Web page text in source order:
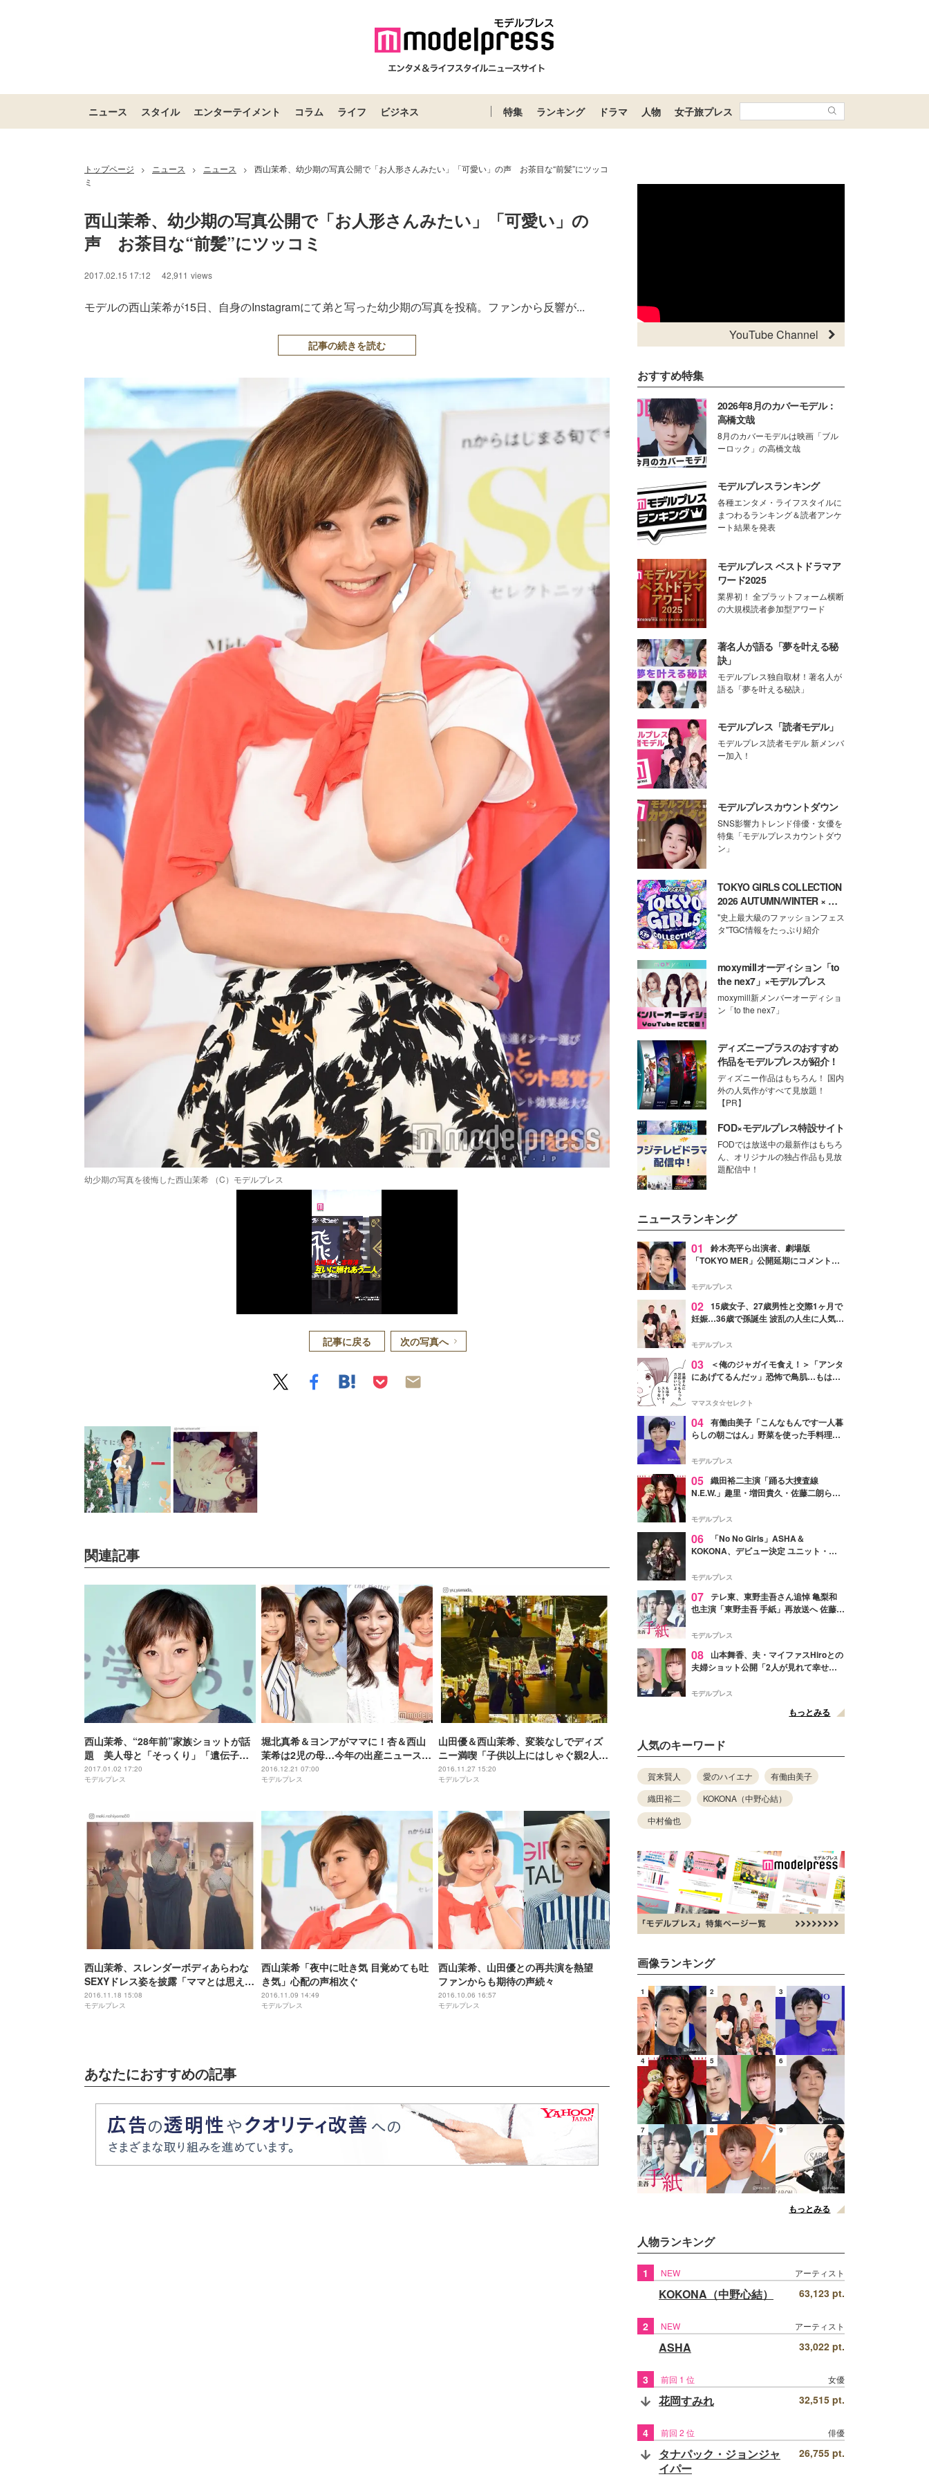
ニュース スタイル エンターテイメント コラム ライフ ビジネス 特集 ランキング ドラマ 人物 女子旅プレス
トップページ > ニュース > ニュース >
西山茉希、幼少期の写真公開で「お人形さんみたい」「可愛い」の声 お茶目な“前髪”にツッコ
ミ
西山茉希、幼少期の写真公開で「お人形さんみたい」「可愛い」の
声　お茶目な“前髪”にツッコミ
2017.02.15 17:12 42,911 views
モデルの西山茉希が15日、自身のInstagramにて弟と写った幼少期の写真を投稿。ファンから反響が...
記事の続きを読む
幼少期の写真を後悔した西山茉希 （C）モデルプレス
記事に戻る 次の写真へ
関連記事
西山茉希、“28年前”家族ショットが話
題 美人母と「そっくり」「遺伝子す
ごい」の声
2017.01.02 17:20
モデルプレス
堀北真希＆ヨンアがママに！杏＆西山
茉希は2児の母…今年の出産ニュースを
振り返る【2016年末特集】
2016.12.21 07:00
モデルプレス
山田優＆西山茉希、変装なしでディズ
ニー満喫「子供以上にはしゃぐ親2人」
に反響
2016.11.27 15:20
モデルプレス
西山茉希、スレンダーボディあらわな
SEXYドレス姿を披露「ママとは思えな
いスタイル」の声
2016.11.18 15:08
モデルプレス
西山茉希「夜中に吐き気 目覚めても吐
き気」心配の声相次ぐ
2016.11.09 14:49
モデルプレス
西山茉希、山田優との再共演を熱望
ファンからも期待の声続々
2016.10.06 16:57
モデルプレス
あなたにおすすめの記事
YouTube Channel
おすすめ特集
2026年8月のカバーモデル：
高橋文哉
8月のカバーモデルは映画「ブル
ーロック」の高橋文哉
モデルプレスランキング
各種エンタメ・ライフスタイルに
まつわるランキング＆読者アンケ
ート結果を発表
モデルプレス ベストドラマア
ワード2025
業界初！ 全プラットフォーム横断
の大規模読者参加型アワード
著名人が語る「夢を叶える秘
訣」
モデルプレス独自取材！著名人が
語る「夢を叶える秘訣」
モデルプレス「読者モデル」
モデルプレス読者モデル 新メンバ
ー加入！
モデルプレスカウントダウン
SNS影響力トレンド俳優・女優を
特集「モデルプレスカウントダウ
ン」
TOKYO GIRLS COLLECTION
2026 AUTUMN/WINTER × モ
デルプレス
"史上最大級のファッションフェス
タ"TGC情報をたっぷり紹介
moxymillオーディション「to
the nex7」×モデルプレス
moxymill新メンバーオーディショ
ン「to the nex7」
ディズニープラスのおすすめ
作品をモデルプレスが紹介！
ディズニー作品はもちろん！ 国内
外の人気作がすべて見放題！
【PR】
FOD×モデルプレス特設サイト
FODでは放送中の最新作はもちろ
ん、オリジナルの独占作品も見放
題配信中！
ニュースランキング
01
鈴木亮平ら出演者、劇場版
「TOKYO MER」公開延期にコメント
最大の敬意とエールを」
モデルプレス
02 15歳女子、27歳男性と交際1ヶ月で
妊娠…36歳で孫誕生 波乱の人生に人気タ
よ！」
モデルプレス
03
＜俺のジャガイモ食え！＞「アンタ
にあげてるんだッ」恐怖で鳥肌…もはや
ママスタ☆セレクト
04 有働由美子「こんなもんです一人暮
らしの朝ごはん」野菜を使った手料理公
そう」と反響
モデルプレス
05 織田裕二主演「踊る大捜査線
N.E.W.」趣里・増田貴久・佐藤二朗ら新
徴する“謎のキーワード”も
モデルプレス
06
「No No Girls」ASHA＆
KOKONA、デビュー決定 ユニット・
リリースへ
モデルプレス
07 テレ東、東野圭吾さん追悼 亀梨和
也主演「東野圭吾 手紙」再放送へ 佐藤隆
モデルプレス
08
山本舞香、夫・マイファスHiroとの
夫婦ショット公開「2人が見れて幸せ」
モデルプレス
もっとみる
人気のキーワード
賀来賢人 愛のハイエナ
有働由美子
織田裕二
KOKONA（中野心結）
中村倫也
画像ランキング
1 2 3
4 5 6
7 8 9
もっとみる
人物ランキング
1 NEW アーティスト
KOKONA（中野心結） 63,123 pt.
2 NEW アーティスト
ASHA 33,022 pt.
3 前回 1 位 女優
花岡すみれ 32,515 pt.
4 前回 2 位 俳優
タナパック・ジョンジャ
イパー
26,755 pt.